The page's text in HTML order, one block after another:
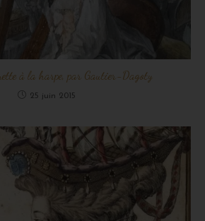
à la harpe, par Gautier-Dagoty
25 juin 2015